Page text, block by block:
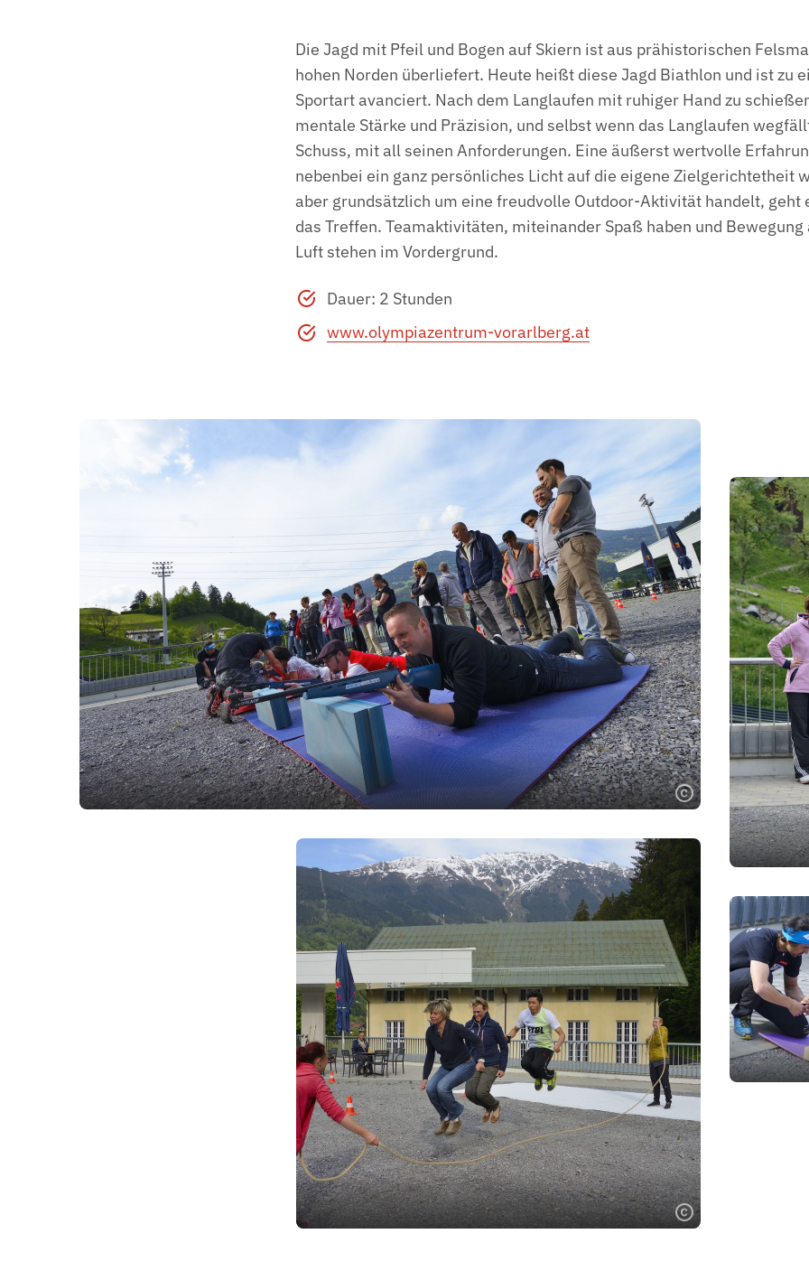
Die Jagd mit Pfeil und Bogen auf Skiern ist aus prähistorischen
hohen Norden überliefert. Heute heißt diese Jagd Biathlon und ist zu
Sportart avanciert. Nach dem Langlaufen mit ruhiger Hand zu
mentale Stärke und Präzision, und selbst wenn das Langlaufen
Schuss, mit all seinen Anforderungen. Eine äußerst wertvolle
nebenbei ein ganz persönliches Licht auf die eigene Zielgerichtetheit
aber grundsätzlich um eine freudvolle Outdoor-Aktivität handelt, geht
das Treffen. Teamaktivitäten, miteinander Spaß haben und
Luft stehen im Vordergrund.
Dauer: 2 Stunden
www.olympiazentrum-vorarlberg.at